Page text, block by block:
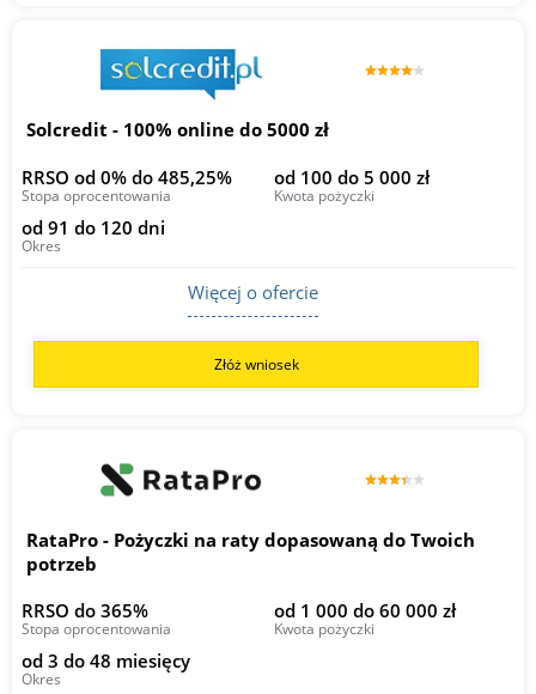
Solcredit - 100% online do 5000 zł
RRSO od 0% do 485,25%
Stopa oprocentowania
od 100 do 5 000 zł
Kwota pożyczki
od 91 do 120 dni
Okres
Więcej o ofercie
Złóż wniosek
RataPro - Pożyczki na raty dopasowaną do Twoich
potrzeb
RRSO do 365%
Stopa oprocentowania
od 1 000 do 60 000 zł
Kwota pożyczki
od 3 do 48 miesięcy
Okres